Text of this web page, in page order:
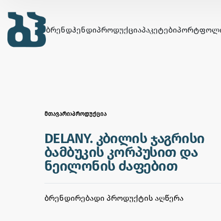
ᲑᲠᲔᲜᲓᲰᲔᲜᲓᲘᲞᲠᲝᲓᲣᲥᲪᲘᲐᲞᲐᲙᲔᲢᲔᲑᲘ
ᲛᲗᲐᲕᲐᲠᲘ›ᲞᲠᲝᲓᲣᲥᲪᲘᲐ
DELANY. კბილის ჯაგრისი
ბამბუკის კორპუსით და
ნეილონის ძაფებით
ᲑᲠᲔᲜᲓᲘᲠᲔᲑᲐᲓᲘ ᲞᲠᲝᲓᲣᲥᲢᲘᲡ ᲐᲦᲬᲔᲠᲐ